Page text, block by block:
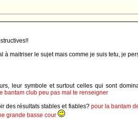
maitriser le sujet mais comme je suis tetu, je
leur symbole et surtout celles qui sont
bantam club peu pas mal te renseigner
des résultats stables et fiables? pour la bantam
grande basse cour